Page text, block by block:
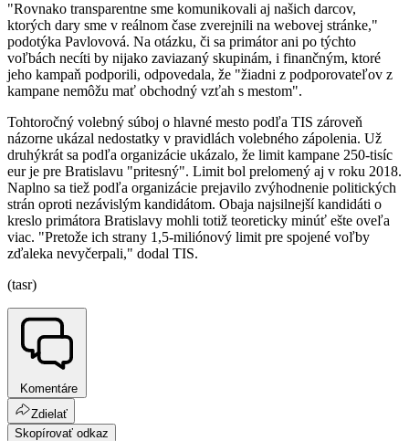
"Rovnako transparentne sme komunikovali aj našich darcov,
ktorých dary sme v reálnom čase zverejnili na webovej stránke,"
podotýka Pavlovová. Na otázku, či sa primátor ani po týchto
voľbách necíti by nijako zaviazaný skupinám, i finančným, ktoré
jeho kampaň podporili, odpovedala, že "žiadni z podporovateľov z
kampane nemôžu mať obchodný vzťah s mestom".
Tohtoročný volebný súboj o hlavné mesto podľa TIS zároveň
názorne ukázal nedostatky v pravidlách volebného zápolenia. Už
druhýkrát sa podľa organizácie ukázalo, že limit kampane 250-tisíc
eur je pre Bratislavu "pritesný". Limit bol prelomený aj v roku 2018.
Naplno sa tiež podľa organizácie prejavilo zvýhodnenie politických
strán oproti nezávislým kandidátom. Obaja najsilnejší kandidáti o
kreslo primátora Bratislavy mohli totiž teoreticky minúť ešte oveľa
viac. "Pretože ich strany 1,5-miliónový limit pre spojené voľby
zďaleka nevyčerpali," dodal TIS.
(tasr)
Komentáre
Zdielať
Skopírovať odkaz